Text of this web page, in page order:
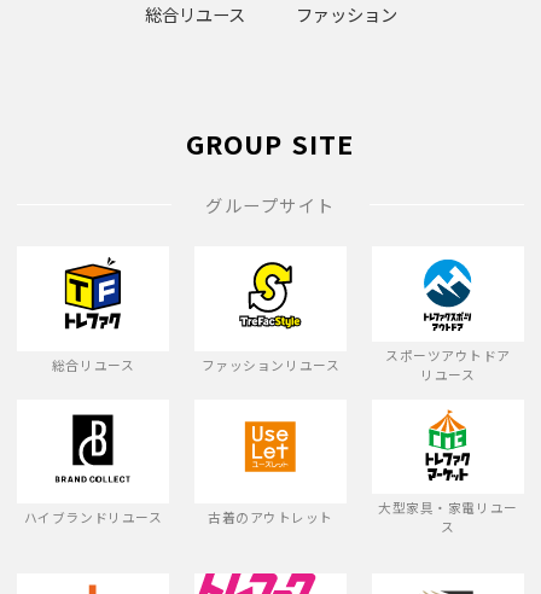
総合リユース ファッション
GROUP SITE
グループサイト
総合リユース ファッションリユース
スポーツアウトドア
リユース
ハイブランドリユース 古着のアウトレット
大型家具・家電リユー
ス